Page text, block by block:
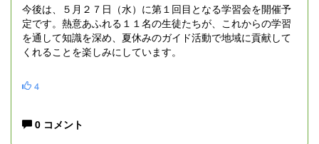
今後は、５月２７日（水）に第１回目となる学習会を開催予
定です。熱意あふれる１１名の生徒たちが、これからの学習
を通して知識を深め、夏休みのガイド活動で地域に貢献して
くれることを楽しみにしています。
4
0 コメント